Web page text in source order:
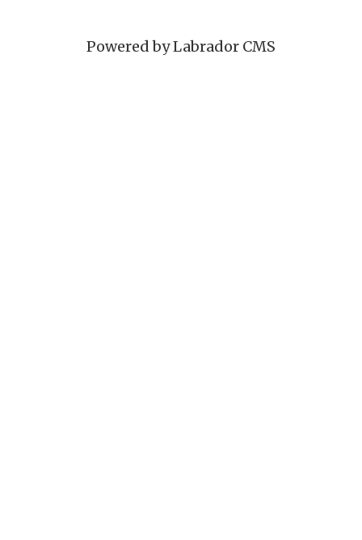
Powered by Labrador CMS